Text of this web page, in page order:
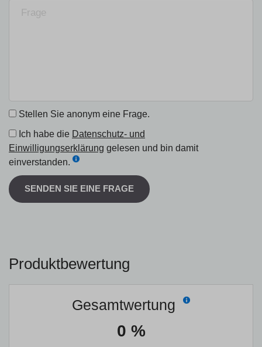
Stellen Sie anonym eine Frage.
Ich habe die Datenschutz- und
Einwilligungserklärung gelesen und bin damit
einverstanden.
SENDEN SIE EINE FRAGE
Produktbewertung
Gesamtwertung
0 %